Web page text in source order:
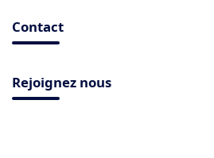
Contact
Rejoignez nous